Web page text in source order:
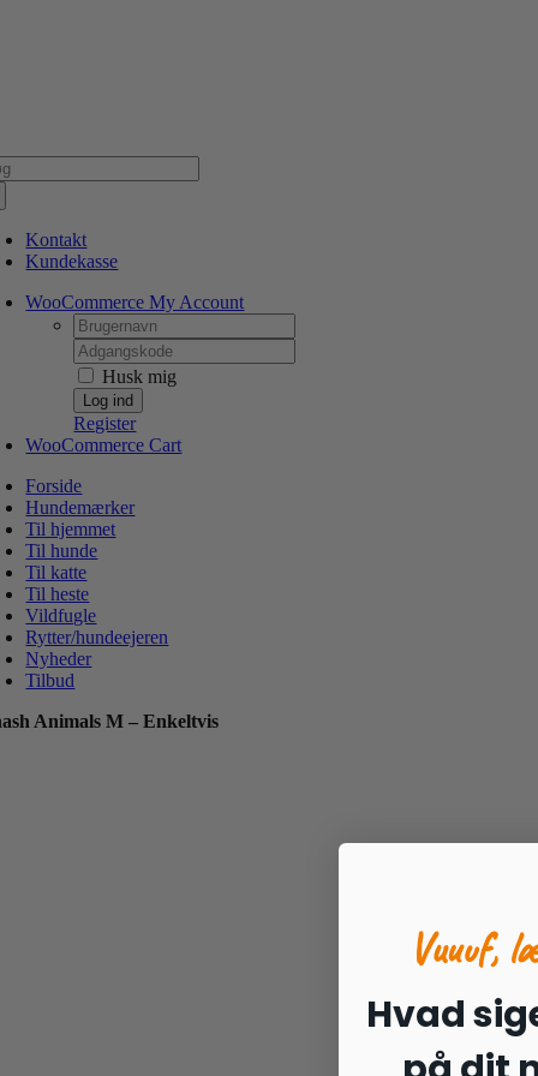
Kontakt
Kundekasse
WooCommerce My Account
Username:
Password:
Husk mig
Register
WooCommerce Cart
Forside
Hundemærker
Til hjemmet
Til hunde
Til katte
Til heste
Vildfugle
Rytter/hundeejeren
Nyheder
Tilbud
Animals M – Enkeltvis
Vuuuf,
Hvad